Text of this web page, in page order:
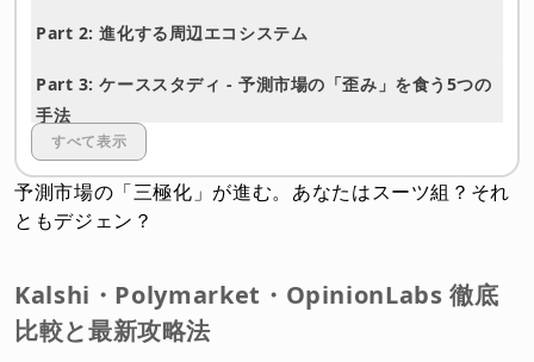
Part 2: 進化する周辺エコシステム
Part 3: ケーススタディ - 予測市場の「歪み」を食う5つの
手法
結論：あなたのスタイルは？
免責事項
すべて表示
予測市場の「三極化」が進む。あなたはスーツ組？それ
ともデジェン？
Kalshi・Polymarket・OpinionLabs 徹底
比較と最新攻略法